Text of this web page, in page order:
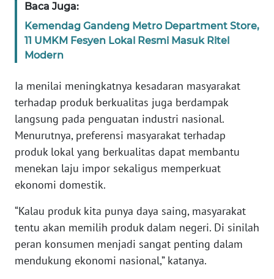
Baca Juga:
Kemendag Gandeng Metro Department Store,
11 UMKM Fesyen Lokal Resmi Masuk Ritel
Modern
Ia menilai meningkatnya kesadaran masyarakat
terhadap produk berkualitas juga berdampak
langsung pada penguatan industri nasional.
Menurutnya, preferensi masyarakat terhadap
produk lokal yang berkualitas dapat membantu
menekan laju impor sekaligus memperkuat
ekonomi domestik.
“Kalau produk kita punya daya saing, masyarakat
tentu akan memilih produk dalam negeri. Di sinilah
peran konsumen menjadi sangat penting dalam
mendukung ekonomi nasional,” katanya.
BANTEN
WN
NTT
WN
KEPRI
PAPUA
WN
PAPUA
WN
RIAU